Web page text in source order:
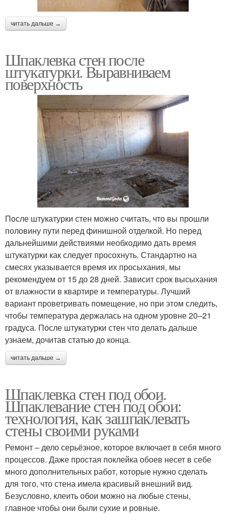
читать дальше →
Шпаклевка стен после
штукатурки. Выравниваем
поверхность
После штукатурки стен можно считать, что вы прошли
половину пути перед финишной отделкой. Но перед
дальнейшими действиями необходимо дать время
штукатурки как следует просохнуть. Стандартно на
смесях указывается время их просыхания, мы
рекомендуем от 15 до 28 дней. Зависит срок высыхания
от влажности в квартире и температуры. Лучший
вариант проветривать помещение, но при этом следить,
чтобы температура держалась на одном уровне 20–21
градуса. После штукатурки стен что делать дальше
узнаем, дочитав статью до конца.
читать дальше →
Шпаклевка стен под обои.
Шпаклевание стен под обои:
технология, как зашпаклевать
стены своими руками
Ремонт – дело серьёзное, которое включает в себя много
процессов. Даже простая поклейка обоев несет в себе
много дополнительных работ, которые нужно сделать
для того, что стена имела красивый внешний вид.
Безусловно, клеить обои можно на любые стены,
главное чтобы они были сухие и ровные.